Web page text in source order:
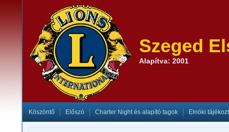
Szeged
Alapítva: 2001
Köszöntő Előszó Charter Night és alapító tagok Elnöki